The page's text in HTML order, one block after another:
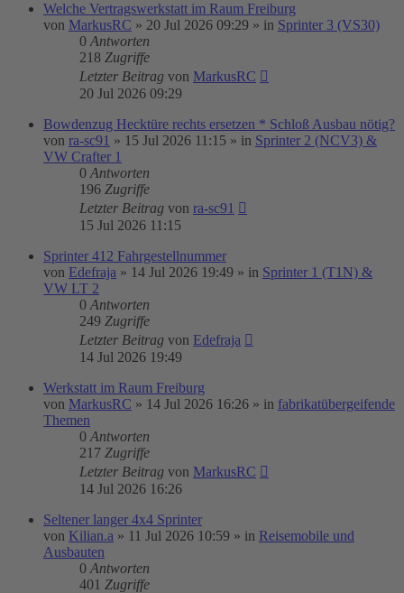
Welche Vertragswerkstatt im Raum Freiburg
von MarkusRC » 20 Jul 2026 09:29 » in Sprinter 3 (VS30)
0 Antworten
218 Zugriffe
Letzter Beitrag von MarkusRC
20 Jul 2026 09:29
Bowdenzug Hecktüre rechts ersetzen * Schloß Ausbau nötig?
von ra-sc91 » 15 Jul 2026 11:15 » in Sprinter 2 (NCV3) &
VW Crafter 1
0 Antworten
196 Zugriffe
Letzter Beitrag von ra-sc91
15 Jul 2026 11:15
Sprinter 412 Fahrgestellnummer
von Edefraja » 14 Jul 2026 19:49 » in Sprinter 1 (T1N) &
VW LT 2
0 Antworten
249 Zugriffe
Letzter Beitrag von Edefraja
14 Jul 2026 19:49
Werkstatt im Raum Freiburg
von MarkusRC » 14 Jul 2026 16:26 » in fabrikatübergeifende
Themen
0 Antworten
217 Zugriffe
Letzter Beitrag von MarkusRC
14 Jul 2026 16:26
Seltener langer 4x4 Sprinter
von Kilian.a » 11 Jul 2026 10:59 » in Reisemobile und
Ausbauten
0 Antworten
401 Zugriffe